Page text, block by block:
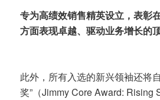
专为高绩效销售精英设立，表彰
方面表现卓越、驱动业务增长的
此外，所有入选的新兴领袖还将
奖”（Jimmy Core Award: Rising